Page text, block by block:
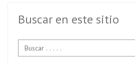
k p
Buscar en este sitio